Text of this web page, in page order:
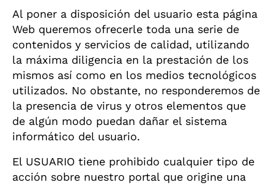
Al poner a disposición del usuario esta página
Web queremos ofrecerle toda una serie de
contenidos y servicios de calidad, utilizando
la máxima diligencia en la prestación de los
mismos así como en los medios tecnológicos
utilizados. No obstante, no responderemos de
la presencia de virus y otros elementos que
de algún modo puedan dañar el sistema
informático del usuario.
El USUARIO tiene prohibido cualquier tipo de
acción sobre nuestro portal que origine una